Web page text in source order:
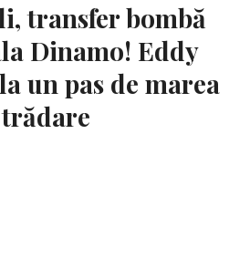
transfer bombă
Dinamo! Eddy
un pas de marea
trădare